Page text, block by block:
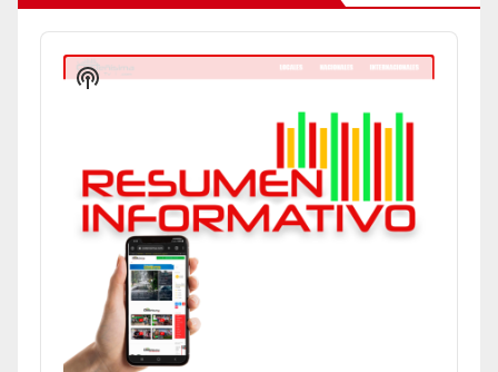
Audio
Player
Show